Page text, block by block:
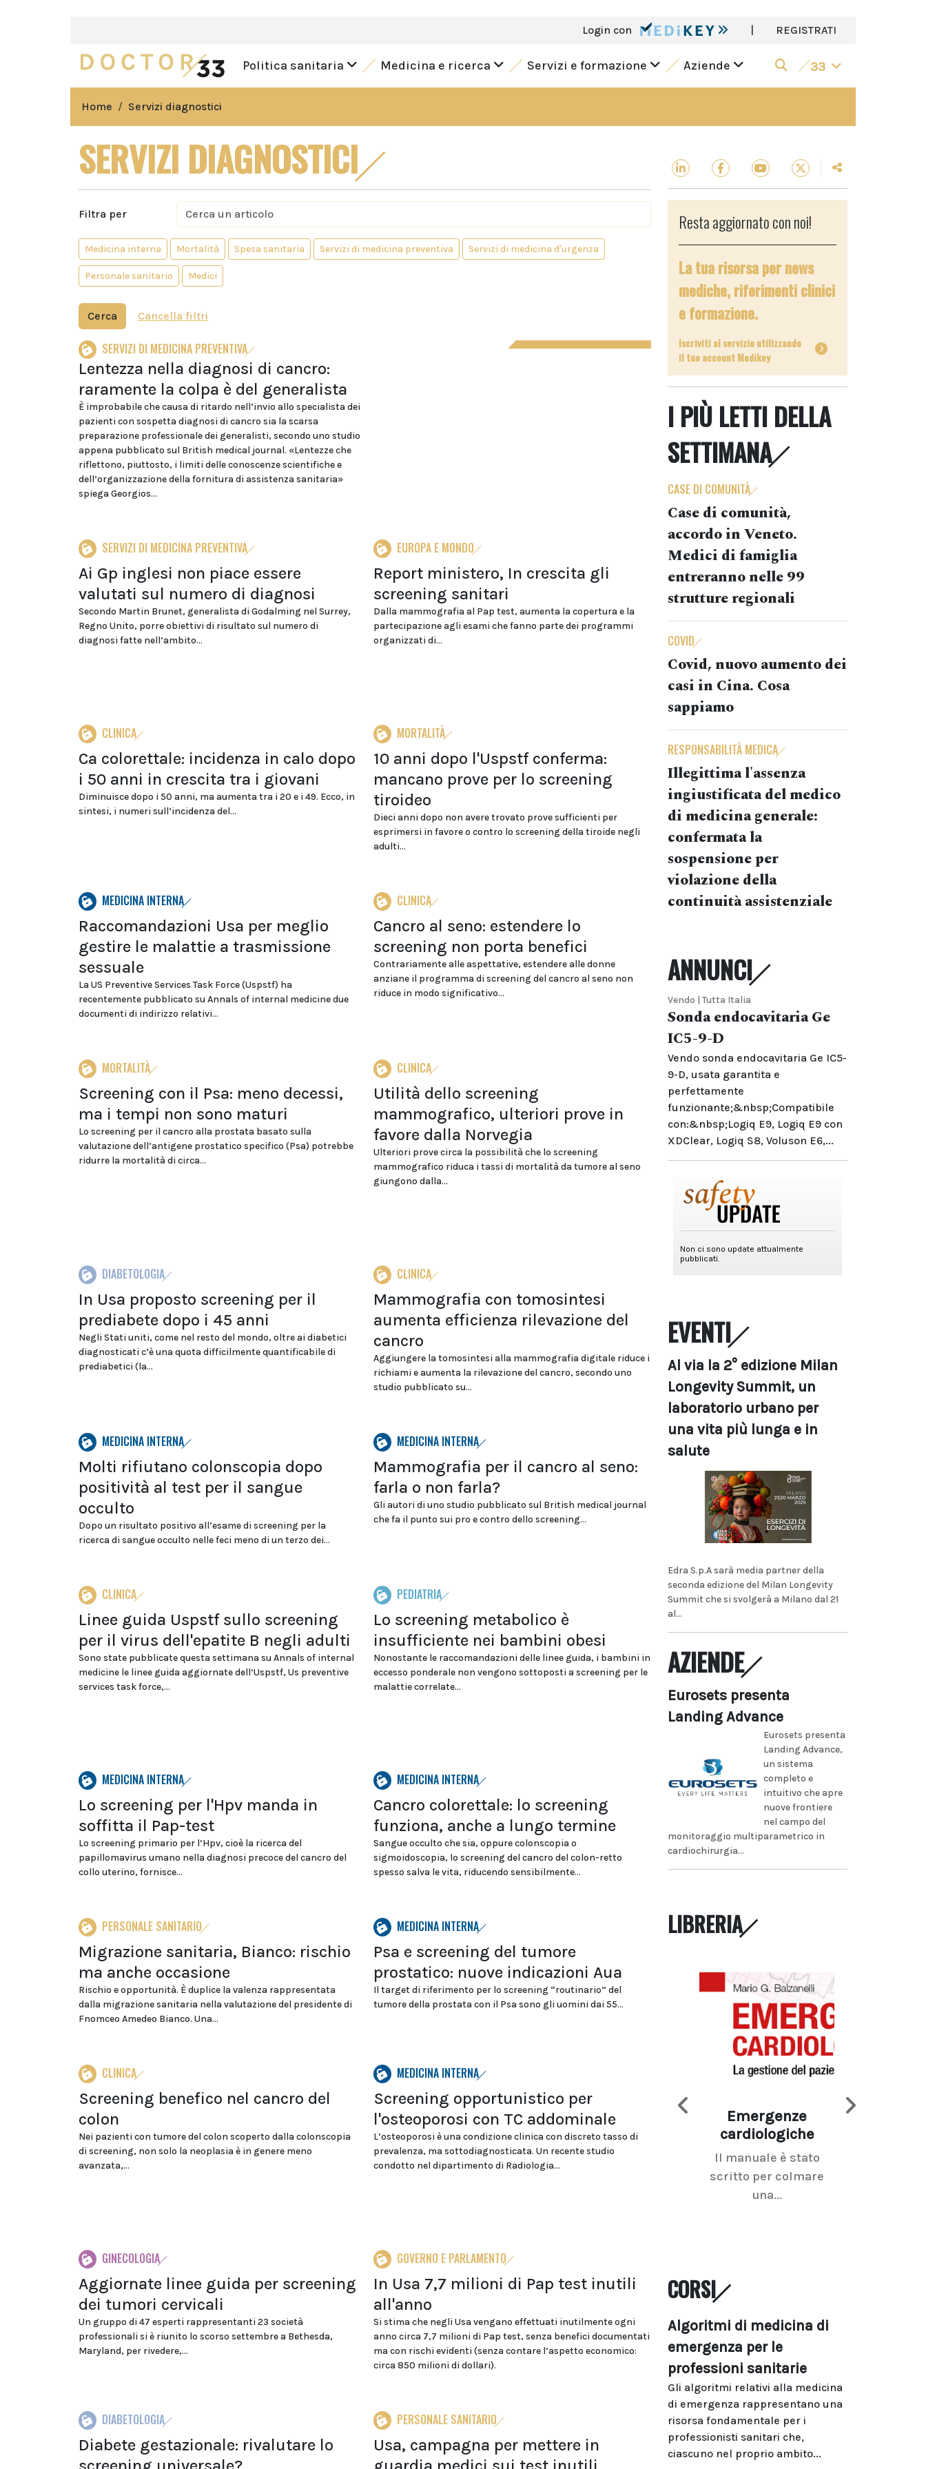
Login con | REGISTRATI
Politica sanitaria Medicina e ricerca Servizi e formazione Aziende 33
Home Servizi diagnostici
SERVIZI DIAGNOSTICI
Filtra per
Medicina interna Mortalità Spesa sanitaria Servizi di medicina preventiva Servizi di medicina d'urgenza
Personale sanitario Medici
Cerca Cancella filtri
SERVIZI DI MEDICINA PREVENTIVA
Lentezza nella diagnosi di cancro:
raramente la colpa è del generalista
È improbabile che causa di ritardo nell’invio allo specialista dei
pazienti con sospetta diagnosi di cancro sia la scarsa
preparazione professionale dei generalisti, secondo uno studio
appena pubblicato sul British medical journal. «Lentezze che
riflettono, piuttosto, i limiti delle conoscenze scientifiche e
dell’organizzazione della fornitura di assistenza sanitaria»
spiega Georgios...
SERVIZI DI MEDICINA PREVENTIVA
Ai Gp inglesi non piace essere
valutati sul numero di diagnosi
Secondo Martin Brunet, generalista di Godalming nel Surrey,
Regno Unito, porre obiettivi di risultato sul numero di
diagnosi fatte nell’ambito...
EUROPA E MONDO
Report ministero, In crescita gli
screening sanitari
Dalla mammografia al Pap test, aumenta la copertura e la
partecipazione agli esami che fanno parte dei programmi
organizzati di...
CLINICA
Ca colorettale: incidenza in calo dopo
i 50 anni in crescita tra i giovani
Diminuisce dopo i 50 anni, ma aumenta tra i 20 e i 49. Ecco, in
sintesi, i numeri sull’incidenza del...
MORTALITÀ
10 anni dopo l'Uspstf conferma:
mancano prove per lo screening
tiroideo
Dieci anni dopo non avere trovato prove sufficienti per
esprimersi in favore o contro lo screening della tiroide negli
adulti...
MEDICINA INTERNA
Raccomandazioni Usa per meglio
gestire le malattie a trasmissione
sessuale
La US Preventive Services Task Force (Uspstf) ha
recentemente pubblicato su Annals of internal medicine due
documenti di indirizzo relativi...
CLINICA
Cancro al seno: estendere lo
screening non porta benefici
Contrariamente alle aspettative, estendere alle donne
anziane il programma di screening del cancro al seno non
riduce in modo significativo...
MORTALITÀ
Screening con il Psa: meno decessi,
ma i tempi non sono maturi
Lo screening per il cancro alla prostata basato sulla
valutazione dell’antigene prostatico specifico (Psa) potrebbe
ridurre la mortalità di circa...
CLINICA
Utilità dello screening
mammografico, ulteriori prove in
favore dalla Norvegia
Ulteriori prove circa la possibilità che lo screening
mammografico riduca i tassi di mortalità da tumore al seno
giungono dalla...
DIABETOLOGIA
In Usa proposto screening per il
prediabete dopo i 45 anni
Negli Stati uniti, come nel resto del mondo, oltre ai diabetici
diagnosticati c’è una quota difficilmente quantificabile di
prediabetici (la...
CLINICA
Mammografia con tomosintesi
aumenta efficienza rilevazione del
cancro
Aggiungere la tomosintesi alla mammografia digitale riduce i
richiami e aumenta la rilevazione del cancro, secondo uno
studio pubblicato su...
MEDICINA INTERNA
Molti rifiutano colonscopia dopo
positività al test per il sangue
occulto
Dopo un risultato positivo all’esame di screening per la
ricerca di sangue occulto nelle feci meno di un terzo dei...
MEDICINA INTERNA
Mammografia per il cancro al seno:
farla o non farla?
Gli autori di uno studio pubblicato sul British medical journal
che fa il punto sui pro e contro dello screening...
CLINICA
Linee guida Uspstf sullo screening
per il virus dell'epatite B negli adulti
Sono state pubblicate questa settimana su Annals of internal
medicine le linee guida aggiornate dell’Uspstf, Us preventive
services task force,...
PEDIATRIA
Lo screening metabolico è
insufficiente nei bambini obesi
Nonostante le raccomandazioni delle linee guida, i bambini in
eccesso ponderale non vengono sottoposti a screening per le
malattie correlate...
MEDICINA INTERNA
Lo screening per l'Hpv manda in
soffitta il Pap-test
Lo screening primario per l’Hpv, cioè la ricerca del
papillomavirus umano nella diagnosi precoce del cancro del
collo uterino, fornisce...
MEDICINA INTERNA
Cancro colorettale: lo screening
funziona, anche a lungo termine
Sangue occulto che sia, oppure colonscopia o
sigmoidoscopia, lo screening del cancro del colon-retto
spesso salva le vita, riducendo sensibilmente...
PERSONALE SANITARIO
Migrazione sanitaria, Bianco: rischio
ma anche occasione
Rischio e opportunità. È duplice la valenza rappresentata
dalla migrazione sanitaria nella valutazione del presidente di
Fnomceo Amedeo Bianco. Una...
MEDICINA INTERNA
Psa e screening del tumore
prostatico: nuove indicazioni Aua
Il target di riferimento per lo screening “routinario” del
tumore della prostata con il Psa sono gli uomini dai 55...
CLINICA
Screening benefico nel cancro del
colon
Nei pazienti con tumore del colon scoperto dalla colonscopia
di screening, non solo la neoplasia è in genere meno
avanzata,...
MEDICINA INTERNA
Screening opportunistico per
l'osteoporosi con TC addominale
L’osteoporosi è una condizione clinica con discreto tasso di
prevalenza, ma sottodiagnosticata. Un recente studio
condotto nel dipartimento di Radiologia...
GINECOLOGIA
Aggiornate linee guida per screening
dei tumori cervicali
Un gruppo di 47 esperti rappresentanti 23 società
professionali si è riunito lo scorso settembre a Bethesda,
Maryland, per rivedere,...
GOVERNO E PARLAMENTO
In Usa 7,7 milioni di Pap test inutili
all'anno
Si stima che negli Usa vengano effettuati inutilmente ogni
anno circa 7,7 milioni di Pap test, senza benefici documentati
ma con rischi evidenti (senza contare l’aspetto economico:
circa 850 milioni di dollari).
DIABETOLOGIA
Diabete gestazionale: rivalutare lo
PERSONALE SANITARIO
Usa, campagna per mettere in
Resta aggiornato con noi!
La tua risorsa per news
mediche, riferimenti clinici
e formazione.
Iscriviti al servizio utilizzando
il tuo account Medikey
I PIÙ LETTI DELLA
SETTIMANA
CASE DI COMUNITÀ
Case di comunità,
accordo in Veneto.
Medici di famiglia
entreranno nelle 99
strutture regionali
COVID
Covid, nuovo aumento dei
casi in Cina. Cosa
sappiamo
RESPONSABILITÀ MEDICA
Illegittima l'assenza
ingiustificata del medico
di medicina generale:
confermata la
sospensione per
violazione della
continuità assistenziale
ANNUNCI
Vendo | Tutta Italia
Sonda endocavitaria Ge
IC5-9-D
Vendo sonda endocavitaria Ge IC5-
9-D, usata garantita e
perfettamente
funzionante;&nbsp;Compatibile
con:&nbsp;Logiq E9, Logiq E9 con
XDClear, Logiq S8, Voluson E6,...
EVENTI
Al via la 2° edizione Milan
Longevity Summit, un
laboratorio urbano per
una vita più lunga e in
salute
Edra S.p.A sarà media partner della
seconda edizione del Milan Longevity
Summit che si svolgerà a Milano dal 21
al...
AZIENDE
Eurosets presenta
Landing Advance
Eurosets presenta
Landing Advance,
un sistema
completo e
intuitivo che apre
nuove frontiere
nel campo del
monitoraggio multiparametrico in
cardiochirurgia...
LIBRERIA
Emergenze
cardiologiche
Il manuale è stato
scritto per colmare
una...
CORSI
Algoritmi di medicina di
emergenza per le
professioni sanitarie
Gli algoritmi relativi alla medicina
di emergenza rappresentano una
risorsa fondamentale per i
professionisti sanitari che,
ciascuno nel proprio ambito...